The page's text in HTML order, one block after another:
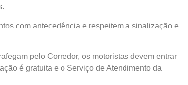
com antecedência e respeitem a sinalização e
pelo Corredor, os motoristas devem entrar
é gratuita e o Serviço de Atendimento da